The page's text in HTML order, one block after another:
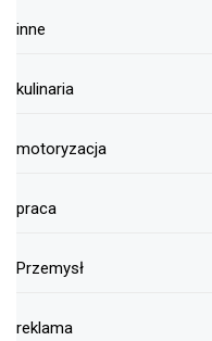
inne
kulinaria
motoryzacja
praca
Przemysł
reklama